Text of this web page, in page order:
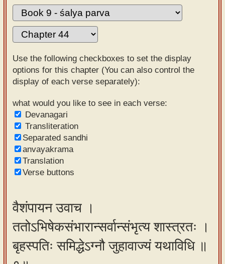
Alphabet
tutor –
mobile
Sanskrit
Reading
Tutor
Sanskrit
text to
speech
Sanskrit
typing
Using
our
learning
tools
Use the following checkboxes to set the display
options for this chapter (You can also control the
display of each verse separately):
what would you like to see in each verse:
Devanagari
Transliteration
Separated sandhi
anvayakrama
Translation
Verse buttons
वैशंपायन उवाच ।
ततोऽभिषेकसंभारान्सर्वान्संभृत्य शास्त्रतः ।
बृहस्पतिः समिद्धेऽग्नौ जुहावाज्यं यथाविधि ॥